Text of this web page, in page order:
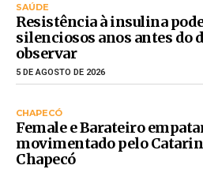
SAÚDE
Resistência à insulina
silenciosos anos antes do
observar
5 DE AGOSTO DE 2026
CHAPECÓ
Female e Barateiro
movimentado pelo
Chapecó